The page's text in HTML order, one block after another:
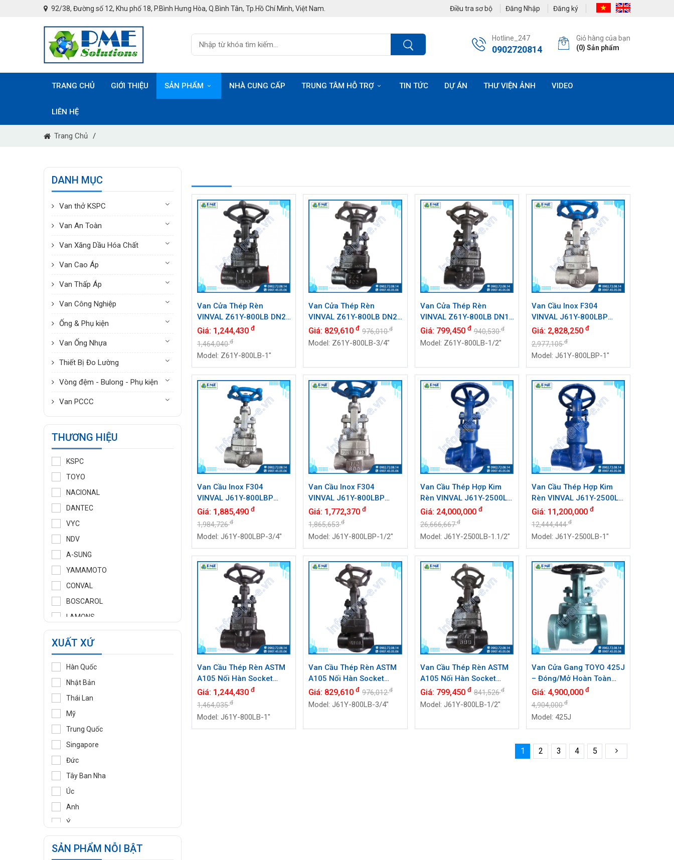
92/38, Đường số 12, Khu phố 18, P.Bình Hưng Hòa, Q.Bình Tân, Tp.Hồ Chí Minh, Việt Nam. Điều tra sơ bộ Đăng Nhập Đăng ký
Giỏ hàng của bạn
(0) Sản phẩm
Hotline_247
0902720814
TRANG CHỦ GIỚI THIỆU SẢN PHẨM NHÀ CUNG CẤP TRUNG TÂM HỖ TRỢ TIN TỨC DỰ ÁN THƯ VIỆN ẢNH VIDEO
LIÊN HỆ
Trang Chủ /
Van Cửa Thép Rèn
VINVAL Z61Y-800LB DN25
(1") | Class 800#, Socket
Weld SW
Giá: 1,244,430 đ
1,464,040đ
Model: Z61Y-800LB-1"
Van Cửa Thép Rèn
VINVAL Z61Y-800LB DN20
(3/4") | Class 800#,
Socket Weld SW
Giá: 829,610đ 976,010đ
Model: Z61Y-800LB-3/4"
Van Cửa Thép Rèn
VINVAL Z61Y-800LB DN15
(1/2") | Class 800#,
Socket Weld SW
Giá: 799,450 đ 940,530đ
Model: Z61Y-800LB-1/2"
Van Cầu Inox F304
VINVAL J61Y-800LBP
DN25 (1") Class 800
Socket Weld | Hàng Có
Sẵn
Giá: 2,828,250 đ
2,977,105đ
Model: J61Y-800LBP-1"
Van Cầu Inox F304
VINVAL J61Y-800LBP
DN20 (3/4") Class 800
Socket Weld | Hàng Có
Sẵn
Giá: 1,885,490 đ
1,984,726đ
Model: J61Y-800LBP-3/4"
Van Cầu Inox F304
VINVAL J61Y-800LBP
DN15 (1/2") Class 800
Socket Weld | Hàng Có
Sẵn
Giá: 1,772,370đ
1,865,653đ
Model: J61Y-800LBP-1/2"
Van Cầu Thép Hợp Kim
Rèn VINVAL J61Y-2500LB
DN40 (1.1/2") | Class
2500#, BW, F11
Giá: 24,000,000 đ
26,666,667đ
Model: J61Y-2500LB-1.1/2"
Van Cầu Thép Hợp Kim
Rèn VINVAL J61Y-2500LB
DN25 (1") | Class 2500#,
BW, F11
Giá: 11,200,000 đ
12,444,444đ
Model: J61Y-2500LB-1"
Van Cầu Thép Rèn ASTM
A105 Nối Hàn Socket
Weld VINVAL J61Y-800LB
DN25 (1") | Class 800#
Giá: 1,244,430 đ
1,464,035đ
Model: J61Y-800LB-1"
Van Cầu Thép Rèn ASTM
A105 Nối Hàn Socket
Weld VINVAL J61Y-800LB
DN15 (3/4") | Class 800#
Giá: 829,610đ 976,012đ
Model: J61Y-800LB-3/4"
Van Cầu Thép Rèn ASTM
A105 Nối Hàn Socket
Weld VINVAL J61Y-800LB
DN15 (1/2") | Class 800#
Giá: 799,450 đ 841,526đ
Model: J61Y-800LB-1/2"
Van Cửa Gang TOYO 425J
– Đóng/Mở Hoàn Toàn
Cho Đường Ống Chất Lỏng
Giá: 4,900,000 đ
4,904,000đ
Model: 425J
1 2 3 4 5
DANH MỤC
Van thở KSPC
Van An Toàn
Van Xăng Dầu Hóa Chất
Van Cao Áp
Van Thấp Áp
Van Công Nghiệp
Ống & Phụ kiện
Van Ống Nhựa
Thiết Bị Đo Lường
Vòng đệm - Bulong - Phụ kiện
Van PCCC
THƯƠNG HIỆU
KSPC
TOYO
NACIONAL
DANTEC
VYC
NDV
A-SUNG
YAMAMOTO
CONVAL
BOSCAROL
LAMONS
MANNTEK
KLINGER
WOOJU GASPACK
DIDTEK
RITAG
GASSO
SAMYANG
TOZEN
PEKOS
VINVAL
AZBIL
BROADY
OCV
SIRCA
BESA
XUẤT XỨ
Hàn Quốc
Nhật Bản
Thái Lan
Mỹ
Trung Quốc
Singapore
Đức
Tây Ban Nha
Úc
Anh
Ý
Pháp
Ấn Độ
SẢN PHẨM NỖI BẬT